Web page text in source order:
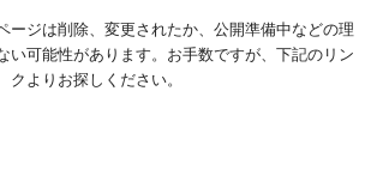
ージは削除、変更されたか、公開準備中などの理
い可能性があります。お手数ですが、下記のリン
クよりお探しください。